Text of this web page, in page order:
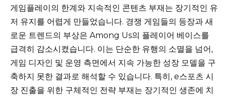
게임플레이의 한계와 지속적인 콘텐츠 부재는 장기적인 유
저 유지를 어렵게 만들었습니다. 경쟁 게임들의 등장과 새
로운 트렌드의 부상은 Among Us의 플레이어 베이스를
급격히 감소시켰습니다. 이는 단순한 유행의 소멸을 넘어,
게임 디자인 및 운영 측면에서 지속 가능한 성장 모델을 구
축하지 못한 결과로 해석할 수 있습니다. 특히, e스포츠 시
장 진출을 위한 구체적인 전략 부재는 장기적인 생존에 치